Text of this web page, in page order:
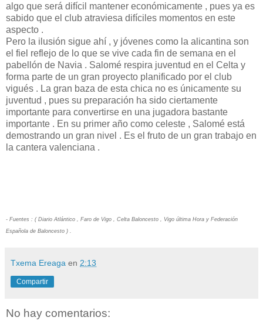
algo que será difícil mantener económicamente , pues ya es
sabido que el club atraviesa difíciles momentos en este
aspecto .
Pero la ilusión sigue ahí , y jóvenes como la alicantina son
el fiel reflejo de lo que se vive cada fin de semana en el
pabellón de Navia . Salomé respira juventud en el Celta y
forma parte de un gran proyecto planificado por el club
vigués . La gran baza de esta chica no es únicamente su
juventud , pues su preparación ha sido ciertamente
importante para convertirse en una jugadora bastante
importante . En su primer año como celeste , Salomé está
demostrando un gran nivel . Es el fruto de un gran trabajo en
la cantera valenciana .
- Fuentes : ( Diario Atlántico , Faro de Vigo , Celta Baloncesto , Vigo última Hora y Federación
Española de Baloncesto ) .
Txema Ereaga en 2:13
Compartir
No hay comentarios: